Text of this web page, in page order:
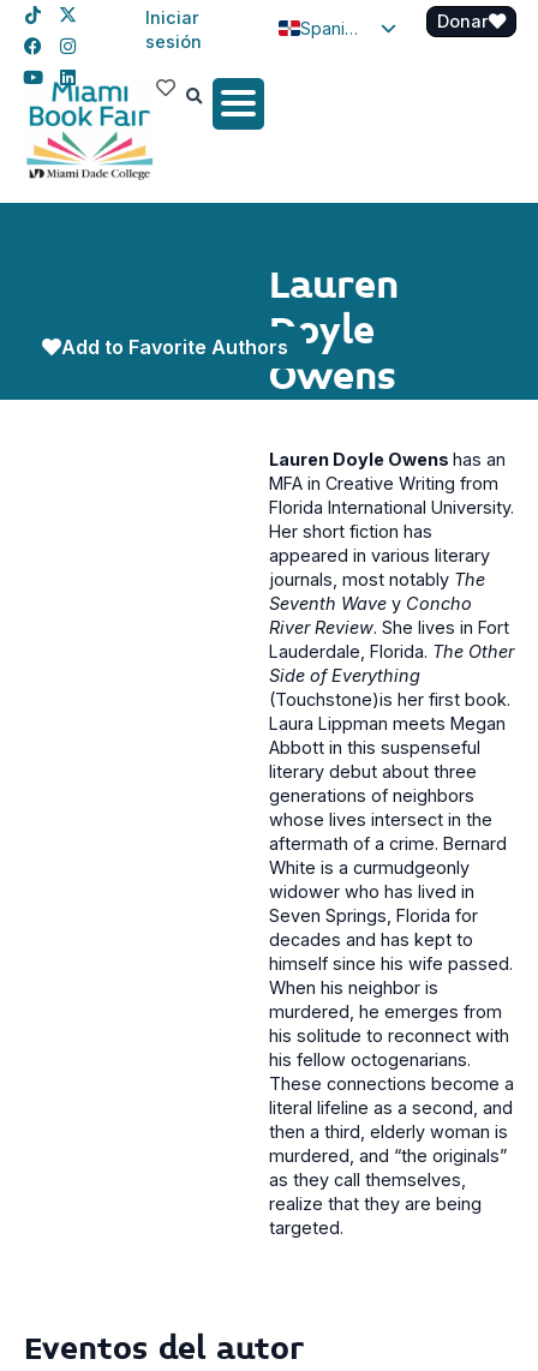
Iniciar
sesión
Spanish
Donar
Lauren
Doyle
Owens
Add to Favorite Authors
Lauren Doyle Owens has an
MFA in Creative Writing from
Florida International University.
Her short fiction has
appeared in various literary
journals, most notably The
Seventh Wave y Concho
River Review. She lives in Fort
Lauderdale, Florida. The Other
Side of Everything
(Touchstone)is her first book.
Laura Lippman meets Megan
Abbott in this suspenseful
literary debut about three
generations of neighbors
whose lives intersect in the
aftermath of a crime. Bernard
White is a curmudgeonly
widower who has lived in
Seven Springs, Florida for
decades and has kept to
himself since his wife passed.
When his neighbor is
murdered, he emerges from
his solitude to reconnect with
his fellow octogenarians.
These connections become a
literal lifeline as a second, and
then a third, elderly woman is
murdered, and “the originals”
as they call themselves,
realize that they are being
targeted.
Eventos del autor